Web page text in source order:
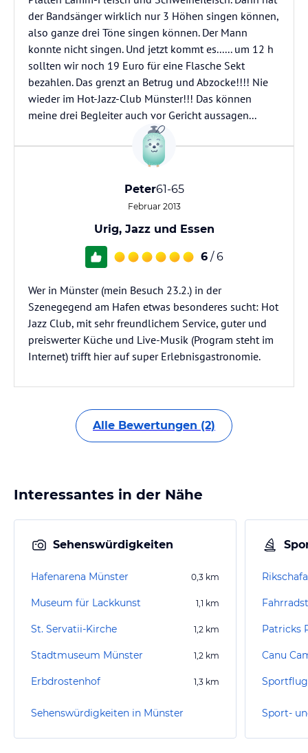
der Bandsänger wirklich nur 3 Höhen singen können,
also ganze drei Töne singen können. Der Mann
konnte nicht singen. Und jetzt kommt es...... um 12 h
sollten wir noch 19 Euro für eine Flasche Sekt
bezahlen. Das grenzt an Betrug und Abzocke!!!! Nie
wieder im Hot-Jazz-Club Münster!!! Das können
meine drei Begleiter auch vor Gericht aussagen...
Peter61-65
Februar 2013
Urig, Jazz und Essen
6 / 6
Wer in Münster (mein Besuch 23.2.) in der
Szenegegend am Hafen etwas besonderes sucht: Hot
Jazz Club, mit sehr freundlichem Service, guter und
preiswerter Küche und Live-Musik (Program steht im
Internet) trifft hier auf super Erlebnisgastronomie.
Alle Bewertungen (2)
Interessantes in der Nähe
Sehenswürdigkeiten
Hafenarena Münster 0,3 km
Museum für Lackkunst 1,1 km
St. Servatii-Kirche 1,2 km
Stadtmuseum Münster 1,2 km
Erbdrostenhof 1,3 km
Sehenswürdigkeiten in Münster
Patricks
Canu